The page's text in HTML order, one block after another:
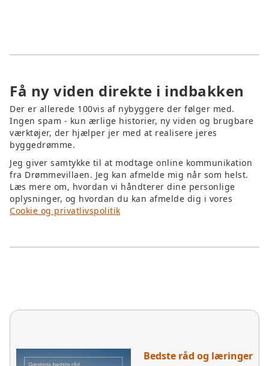
Få ny viden direkte i indbakken
Der er allerede 100vis af nybyggere der følger med.
Ingen spam - kun ærlige historier, ny viden og brugbare
værktøjer, der hjælper jer med at realisere jeres
byggedrømme.
Jeg giver samtykke til at modtage online kommunikation
fra Drømmevillaen. Jeg kan afmelde mig når som helst.
Læs mere om, hvordan vi håndterer dine personlige
oplysninger, og hvordan du kan afmelde dig i vores
Cookie og privatlivspolitik
Bedste råd og læringer